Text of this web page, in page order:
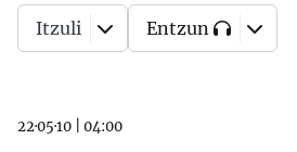
22·05·10 04:00
Itzuli Entzun